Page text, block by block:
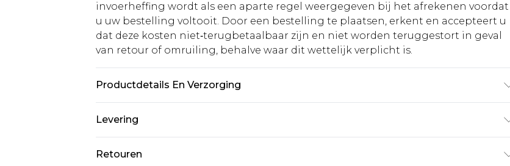
invoerheffing wordt als een aparte regel weergegeven bij het afrekenen voordat
u uw bestelling voltooit. Door een bestelling te plaatsen, erkent en accepteert u
dat deze kosten niet‑terugbetaalbaar zijn en niet worden teruggestort in geval
van retour of omruiling, behalve waar dit wettelijk verplicht is.
Productdetails En Verzorging
Levering
Standaardlevering Nederland
€5.99
Retouren